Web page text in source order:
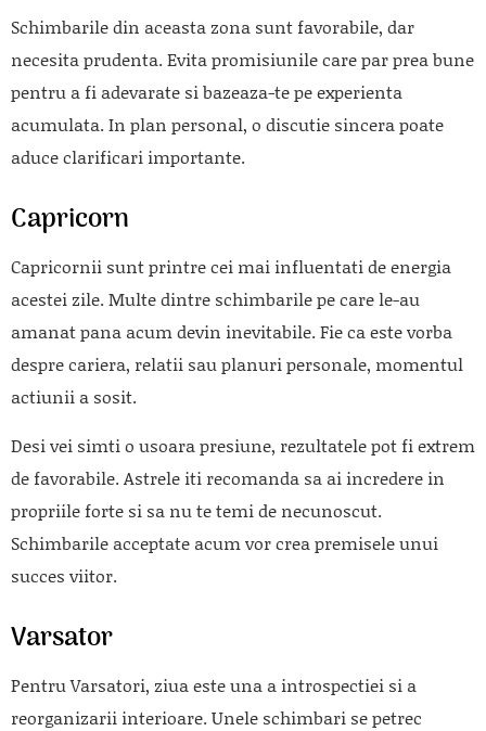
Schimbarile din aceasta zona sunt favorabile, dar
necesita prudenta. Evita promisiunile care par prea bune
pentru a fi adevarate si bazeaza-te pe experienta
acumulata. In plan personal, o discutie sincera poate
aduce clarificari importante.
Capricorn
Capricornii sunt printre cei mai influentati de energia
acestei zile. Multe dintre schimbarile pe care le-au
amanat pana acum devin inevitabile. Fie ca este vorba
despre cariera, relatii sau planuri personale, momentul
actiunii a sosit.
Desi vei simti o usoara presiune, rezultatele pot fi extrem
de favorabile. Astrele iti recomanda sa ai incredere in
propriile forte si sa nu te temi de necunoscut.
Schimbarile acceptate acum vor crea premisele unui
succes viitor.
Varsator
Pentru Varsatori, ziua este una a introspectiei si a
reorganizarii interioare. Unele schimbari se petrec